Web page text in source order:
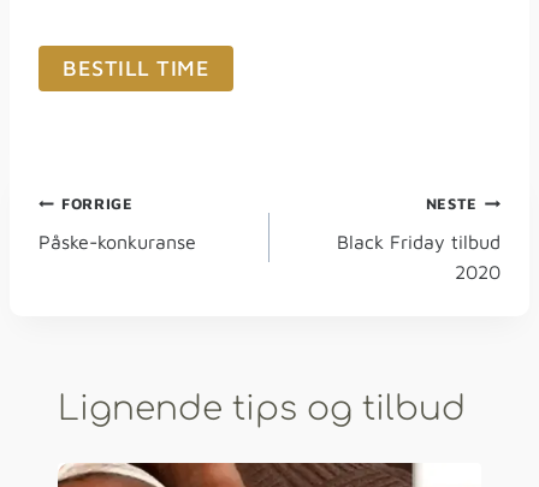
BESTILL TIME
FORRIGE
Påske-konkuranse
NESTE
Black Friday tilbud
2020
Lignende tips og tilbud